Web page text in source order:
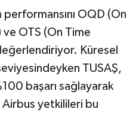
performansını OQD (On
OTS (On Time
Küresel
TUSAŞ,
başarı sağlayarak
Airbus yetkilileri bu